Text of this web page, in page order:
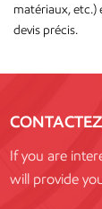
matériaux, etc.)
devis précis.
If you are
will provide